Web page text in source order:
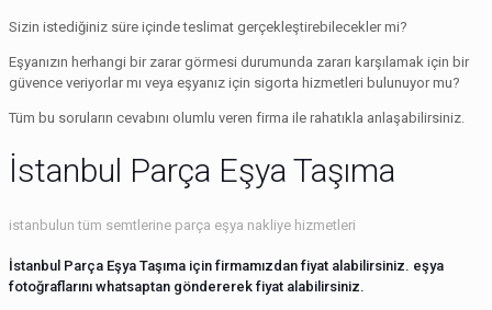
Sizin istediğiniz süre içinde teslimat gerçekleştirebilecekler mi?
Eşyanızın herhangi bir zarar görmesi durumunda zararı karşılamak için bir
güvence veriyorlar mı veya eşyanız için sigorta hizmetleri bulunuyor mu?
Tüm bu soruların cevabını olumlu veren firma ile rahatıkla anlaşabilirsiniz.
İstanbul Parça Eşya Taşıma
istanbulun tüm semtlerine parça eşya nakliye hizmetleri
İstanbul Parça Eşya Taşıma için firmamızdan fiyat alabilirsiniz. eşya
fotoğraflarını whatsaptan göndererek fiyat alabilirsiniz.